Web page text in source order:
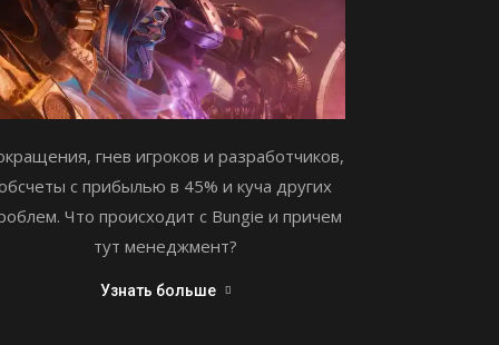
гнев игроков и разработчиков,
с прибылью в 45% и куча других
Что происходит с Bungie и причем
тут менеджмент?
Узнать больше